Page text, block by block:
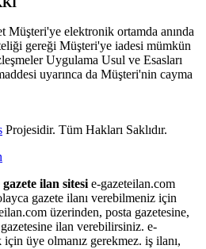
Müşteri'ye elektronik ortamda anında
gereği Müşteri'ye iadesi mümkün
Uygulama Usul ve Esasları
uyarınca da Müşteri'nin cayma
Projesidir. Tüm Hakları Saklıdır.
ilan sitesi e-gazeteilan.com
gazete ilanı verebilmeniz için
üzerinden, posta gazetesine,
ilan verebilirsiniz. e-
üye olmanız gerekmez. iş ilanı,